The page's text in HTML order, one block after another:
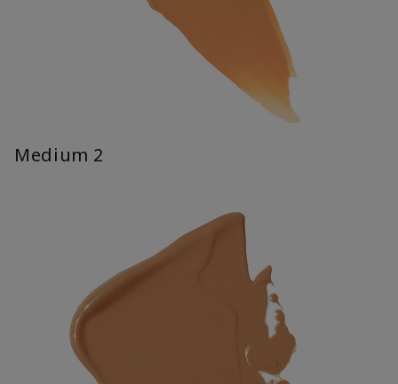
Medium 2